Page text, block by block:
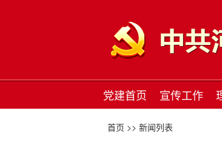
党建首页 宣传工作
首页 >> 新闻列表